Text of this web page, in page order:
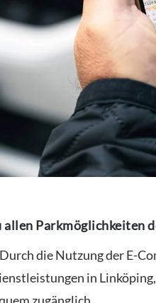
Parkmöglichkeiten
Durch die Nutzung der E-
in